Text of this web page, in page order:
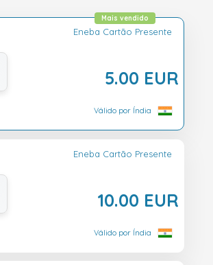
Eneba Cartão Presente
5.00 EUR
Mais vendido
Válido por Índia
Eneba Cartão Presente
10.00 EUR
Válido por Índia